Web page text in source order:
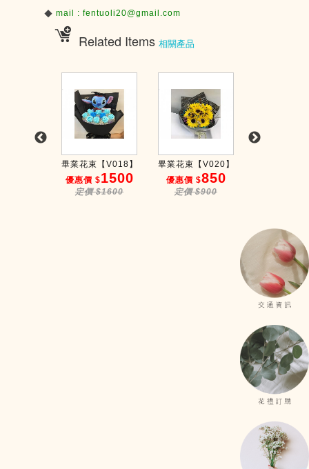
◆ mail : fentuoli20@gmail.com
Related Items 相關產品
畢業花束【V018】
優惠價 $1500
定價 $1600
畢業花束【V020】
優惠價 $850
定價 $900